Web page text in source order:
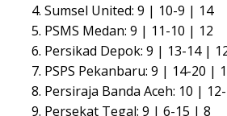
Sumsel United: 9 | 10-9 | 14
PSMS Medan: 9 | 11-10 | 12
Persikad Depok: 9 | 13-14 |
PSPS Pekanbaru: 9 | 14-20 |
Persiraja Banda Aceh: 10 |
Persekat Tegal: 9 | 6-15 | 8